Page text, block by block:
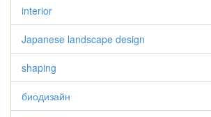
interior
Japanese landscape design
shaping
биодизайн